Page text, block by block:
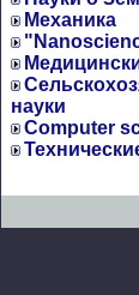
Механика
науки
Computer